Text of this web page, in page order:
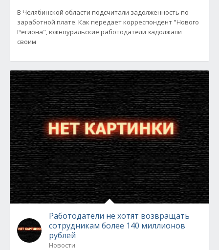
В Челябинской области подсчитали задолженность по
заработной плате. Как передает корреспондент "Нового
Региона", южноуральские работодатели задолжали
своим
Работодатели не хотят возвращать
сотрудникам более 140 миллионов
рублей
Новости